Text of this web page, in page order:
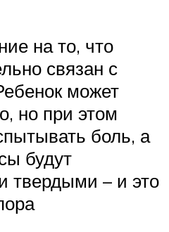
на то, что
связан с
может
но при этом
боль, а
будут
– и это